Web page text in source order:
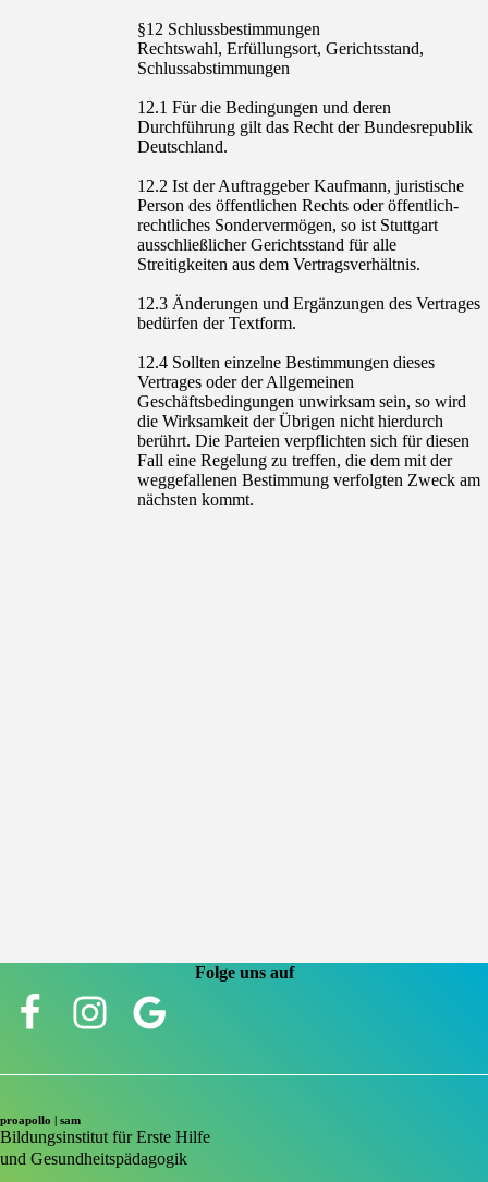
§12 Schlussbestimmungen
Rechtswahl, Erfüllungsort, Gerichtsstand,
Schlussabstimmungen
12.1 Für die Bedingungen und deren
Durchführung gilt das Recht der Bundesrepublik
Deutschland.
12.2 Ist der Auftraggeber Kaufmann, juristische
Person des öffentlichen Rechts oder öffentlich-
rechtliches Sondervermögen, so ist Stuttgart
ausschließlicher Gerichtsstand für alle
Streitigkeiten aus dem Vertragsverhältnis.
12.3 Änderungen und Ergänzungen des Vertrages
bedürfen der Textform.
12.4 Sollten einzelne Bestimmungen dieses
Vertrages oder der Allgemeinen
Geschäftsbedingungen unwirksam sein, so wird
die Wirksamkeit der Übrigen nicht hierdurch
berührt. Die Parteien verpflichten sich für diesen
Fall eine Regelung zu treffen, die dem mit der
weggefallenen Bestimmung verfolgten Zweck am
nächsten kommt.
Folge uns auf
proapollo | sam
Bildungsinstitut für Erste Hilfe
und Gesundheitspädagogik